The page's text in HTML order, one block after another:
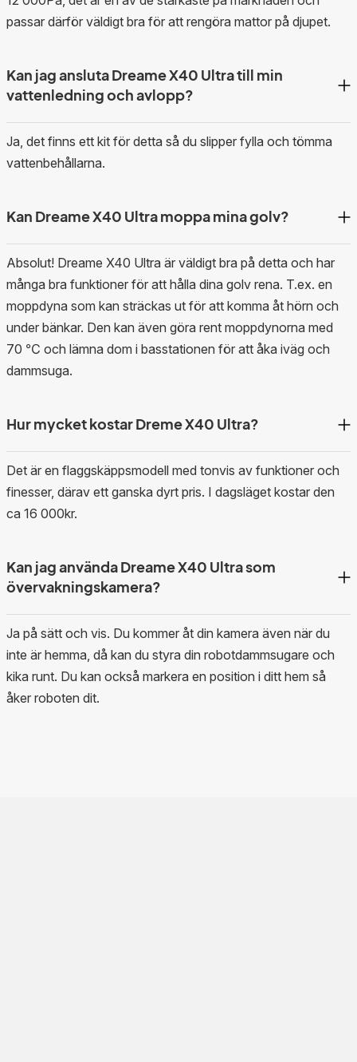
passar därför väldigt bra för att rengöra mattor på djupet.
Kan jag ansluta Dreame X40 Ultra till min
vattenledning och avlopp?
Ja, det finns ett kit för detta så du slipper fylla och tömma
vattenbehållarna.
Kan Dreame X40 Ultra moppa mina golv?
Absolut! Dreame X40 Ultra är väldigt bra på detta och har
många bra funktioner för att hålla dina golv rena. T.ex. en
moppdyna som kan sträckas ut för att komma åt hörn och
under bänkar. Den kan även göra rent moppdynorna med
70 ℃ och lämna dom i basstationen för att åka iväg och
dammsuga.
Hur mycket kostar Dreme X40 Ultra?
Det är en flaggskäppsmodell med tonvis av funktioner och
finesser, därav ett ganska dyrt pris. I dagsläget kostar den
ca 16 000kr.
Kan jag använda Dreame X40 Ultra som
övervakningskamera?
Ja på sätt och vis. Du kommer åt din kamera även när du
inte är hemma, då kan du styra din robotdammsugare och
kika runt. Du kan också markera en position i ditt hem så
åker roboten dit.